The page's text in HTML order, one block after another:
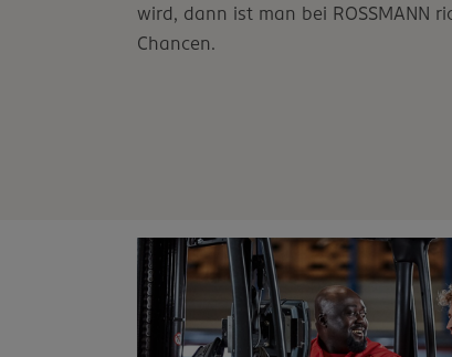
wird, dann ist man bei ROSSMANN
Chancen.